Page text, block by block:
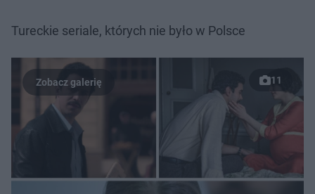
Tureckie seriale, których nie było w Polsce
11